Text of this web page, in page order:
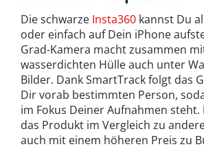
Die schwarze Insta360 kannst Du
oder einfach auf Dein iPhone
Grad-Kamera macht zusammen
wasserdichten Hülle auch unter
Bilder. Dank SmartTrack folgt das
Dir vorab bestimmten Person,
im Fokus Deiner Aufnahmen
das Produkt im Vergleich zu
auch mit einem höheren Preis zu